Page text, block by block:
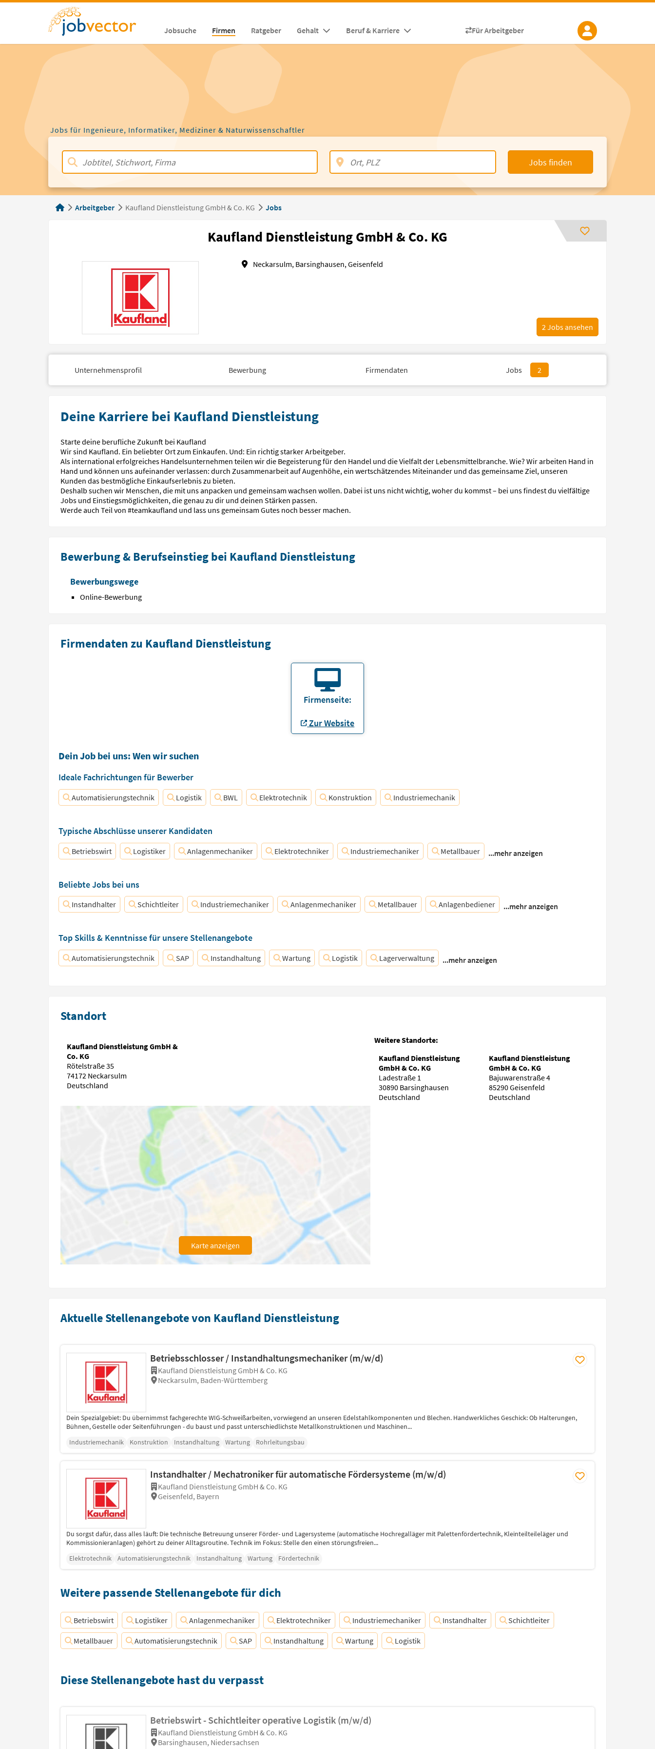
Jobsuche Firmen Ratgeber Gehalt Beruf & Karriere Für Arbeitgeber
Jobs für Ingenieure, Informatiker, Mediziner & Naturwissenschaftler
Jobs finden
Arbeitgeber Kaufland Dienstleistung GmbH & Co. KG Jobs
Kaufland Dienstleistung GmbH & Co. KG
Neckarsulm, Barsinghausen, Geisenfeld
2Jobs ansehen
Unternehmensprofil Bewerbung Firmendaten Jobs 2
Deine Karriere bei Kaufland Dienstleistung
Starte deine berufliche Zukunft bei Kaufland
Wir sind Kaufland. Ein beliebter Ort zum Einkaufen. Und: Ein richtig starker Arbeitgeber.
Als international erfolgreiches Handelsunternehmen teilen wir die Begeisterung für den Handel und die Vielfalt der Lebensmittelbranche. Wie? Wir arbeiten Hand in
Hand und können uns aufeinander verlassen: durch Zusammenarbeit auf Augenhöhe, ein wertschätzendes Miteinander und das gemeinsame Ziel, unseren
Kunden das bestmögliche Einkaufserlebnis zu bieten.
Deshalb suchen wir Menschen, die mit uns anpacken und gemeinsam wachsen wollen. Dabei ist uns nicht wichtig, woher du kommst – bei uns findest du vielfältige
Jobs und Einstiegsmöglichkeiten, die genau zu dir und deinen Stärken passen.
Werde auch Teil von #teamkaufland und lass uns gemeinsam Gutes noch besser machen.
Bewerbung & Berufseinstieg bei Kaufland Dienstleistung
Bewerbungswege
Online-Bewerbung
Firmendaten zu Kaufland Dienstleistung
Firmenseite:
Zur Website
Dein Job bei uns: Wen wir suchen
Ideale Fachrichtungen für Bewerber
Automatisierungstechnik Logistik BWL Elektrotechnik Konstruktion Industriemechanik
Typische Abschlüsse unserer Kandidaten
Betriebswirt Logistiker Anlagenmechaniker Elektrotechniker Industriemechaniker Metallbauer ...mehr anzeigen
Beliebte Jobs bei uns
Instandhalter Schichtleiter Industriemechaniker Anlagenmechaniker Metallbauer Anlagenbediener ...mehr anzeigen
Top Skills & Kenntnisse für unsere Stellenangebote
Automatisierungstechnik SAP Instandhaltung Wartung Logistik Lagerverwaltung ...mehr anzeigen
Standort
Kaufland Dienstleistung GmbH &
Co. KG
Rötelstraße 35
74172 Neckarsulm
Deutschland
Karte anzeigen
Weitere Standorte:
Kaufland Dienstleistung
GmbH & Co. KG
Ladestraße 1
30890 Barsinghausen
Deutschland
Kaufland Dienstleistung
GmbH & Co. KG
Bajuwarenstraße 4
85290 Geisenfeld
Deutschland
Aktuelle Stellenangebote von Kaufland Dienstleistung
Betriebsschlosser / Instandhaltungsmechaniker (m/w/d)
Kaufland Dienstleistung GmbH & Co. KG
Neckarsulm, Baden-Württemberg
Dein Spezialgebiet: Du übernimmst fachgerechte WIG-Schweißarbeiten, vorwiegend an unseren Edelstahlkomponenten und Blechen. Handwerkliches Geschick: Ob Halterungen,
Bühnen, Gestelle oder Seitenführungen - du baust und passt unterschiedlichste Metallkonstruktionen und Maschinen...
Industriemechanik
Konstruktion Instandhaltung Wartung Rohrleitungsbau
Instandhalter / Mechatroniker für automatische Fördersysteme (m/w/d)
Kaufland Dienstleistung GmbH & Co. KG
Geisenfeld, Bayern
Du sorgst dafür, dass alles läuft: Die technische Betreuung unserer Förder- und Lagersysteme (automatische Hochregalläger mit Palettenfördertechnik, Kleinteilteileläger und
Kommissionieranlagen) gehört zu deiner Alltagsroutine. Technik im Fokus: Stelle den einen störungsfreien...
Elektrotechnik
Automatisierungstechnik Instandhaltung Wartung Fördertechnik
Weitere passende Stellenangebote für dich
Betriebswirt Logistiker Anlagenmechaniker Elektrotechniker Industriemechaniker Instandhalter Schichtleiter
Metallbauer Automatisierungstechnik SAP Instandhaltung Wartung Logistik
Diese Stellenangebote hast du verpasst
Betriebswirt - Schichtleiter operative Logistik (m/w/d)
Kaufland Dienstleistung GmbH & Co. KG
Barsinghausen, Niedersachsen